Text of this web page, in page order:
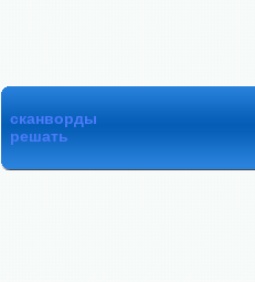
сканворды
решать